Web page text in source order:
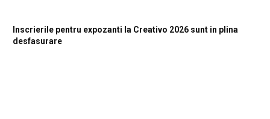
Inscrierile pentru expozanti la Creativo 2026 sunt in plina
desfasurare